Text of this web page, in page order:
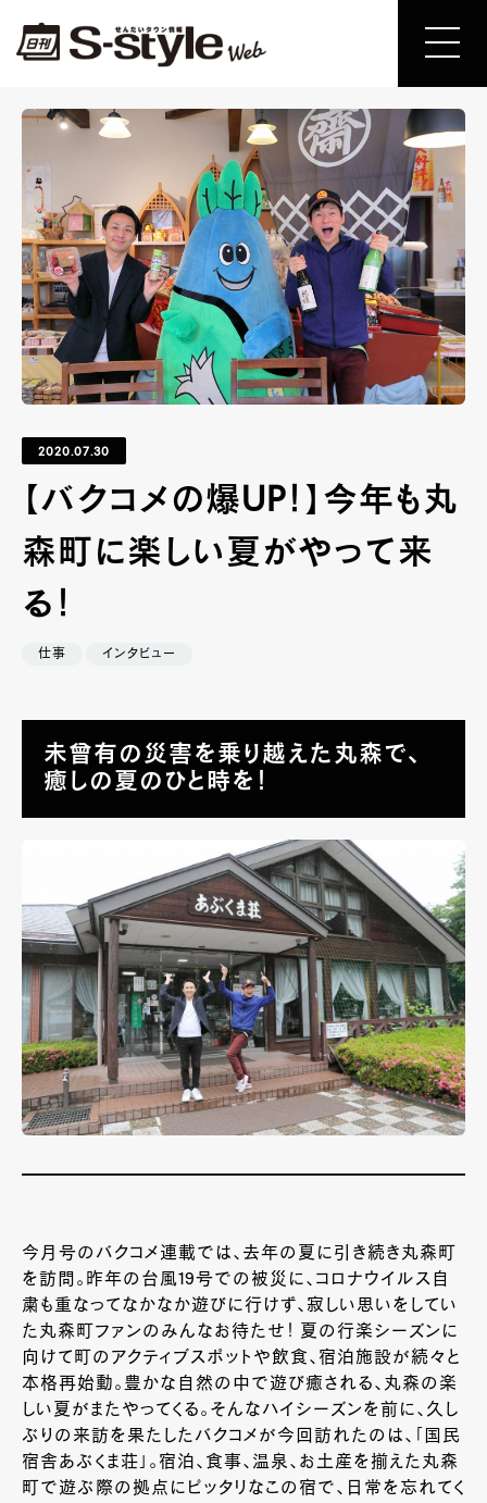
2020.07.30
【バクコメの爆UP！】今年も丸
森町に楽しい夏がやって来
る！
仕事 インタビュー
未曾有の災害を乗り越えた丸森で、
癒しの夏のひと時を！
今月号のバクコメ連載では、去年の夏に引き続き丸森町
を訪問。昨年の台風19号での被災に、コロナウイルス自
粛も重なってなかなか遊びに行けず、寂しい思いをしてい
た丸森町ファンのみんなお待たせ！ 夏の行楽シーズンに
向けて町のアクティブスポットや飲食、宿泊施設が続々と
本格再始動。豊かな自然の中で遊び癒される、丸森の楽
しい夏がまたやってくる。そんなハイシーズンを前に、久し
ぶりの来訪を果たしたバクコメが今回訪れたのは、「国民
宿舎あぶくま荘」。 宿泊、食事、温泉、お土産を揃えた丸森
町で遊ぶ際の拠点にピッタリなこの宿で、日常を忘れてく